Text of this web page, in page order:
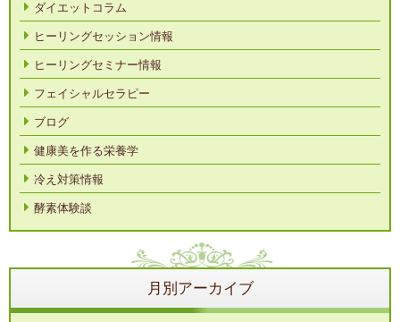
ダイエットコラム
ヒーリングセッション情報
ヒーリングセミナー情報
フェイシャルセラピー
ブログ
健康美を作る栄養学
冷え対策情報
酵素体験談
月別アーカイブ